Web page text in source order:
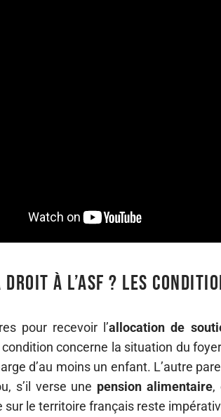
droit à l’ASF ? Les
pour recevoir l’allocation de
concerne la situation du
d’au moins un enfant. L’autre
s’il verse une pension alimentaire,
sur le territoire français reste